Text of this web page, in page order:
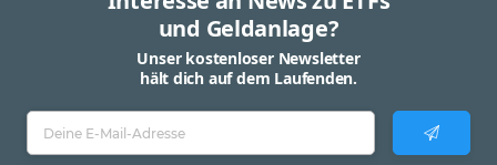
und Geldanlage?
Unser kostenloser Newsletter
hält dich auf dem Laufenden.